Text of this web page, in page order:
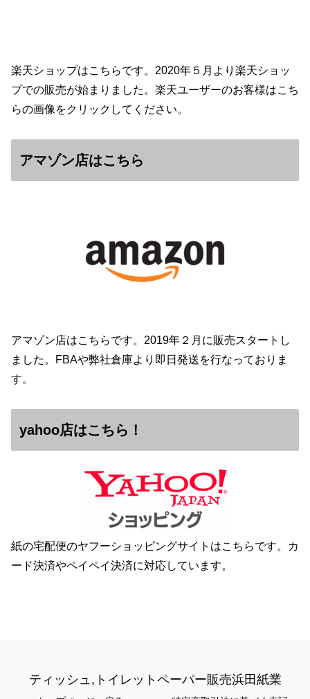
楽天ショップはこちらです。2020年５月より楽天ショッ
プでの販売が始まりました。楽天ユーザーのお客様はこち
らの画像をクリックしてください。
アマゾン店はこちら
アマゾン店はこちらです。2019年２月に販売スタートし
ました。FBAや弊社倉庫より即日発送を行なっておりま
す。
yahoo店はこちら！
紙の宅配便のヤフーショッピングサイトはこちらです。カ
ード決済やペイペイ決済に対応しています。
ティッシュ,トイレットペーパー販売浜田紙業